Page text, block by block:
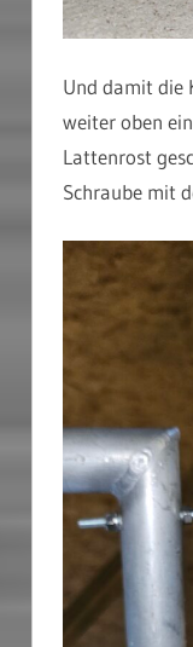
Und damit die
weiter oben
Lattenrost
Schraube mit